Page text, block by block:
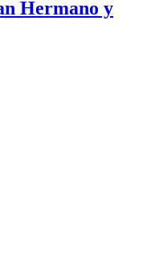
Hermano y